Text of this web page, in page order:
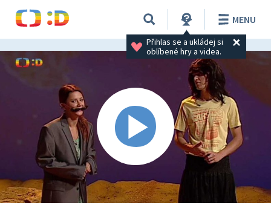
Přihlas se a ukládej si
oblíbené hry a videa.
MENU